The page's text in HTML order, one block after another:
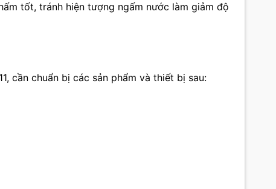
tốt, tránh hiện tượng ngấm nước làm giảm độ
cần chuẩn bị các sản phẩm và thiết bị sau: